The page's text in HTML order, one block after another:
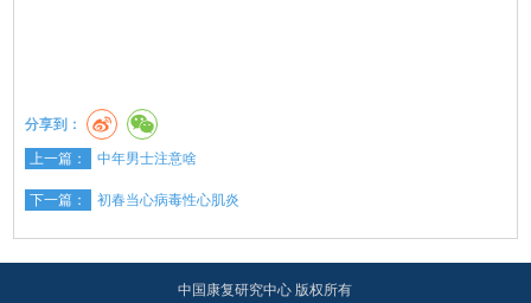
分享到：
上一篇： 中年男士注意啥
下一篇： 初春当心病毒性心肌炎
中国康复研究中心 版权所有